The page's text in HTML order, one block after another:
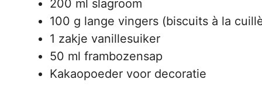
200 ml slagroom
100 g lange vingers (biscuits à la
1 zakje vanillesuiker
50 ml frambozensap
Kakaopoeder voor decoratie